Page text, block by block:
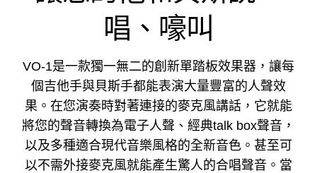
唱、嚎叫
VO-1是一款獨一無二的創新單踏板效果器，讓每
個吉他手與貝斯手都能表演大量豐富的人聲效
果。在您演奏時對著連接的麥克風講話，它就能
將您的聲音轉換為電子人聲、經典talk box聲音，
以及多種適合現代音樂風格的全新音色。甚至可
以不需外接麥克風就能產生驚人的合唱聲音。當